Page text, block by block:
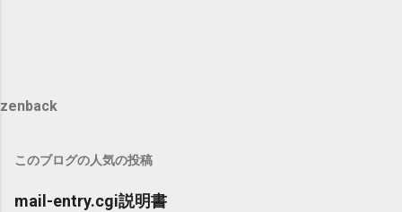
zenback
このブログの人気の投稿
mail-entry.cgi説明書